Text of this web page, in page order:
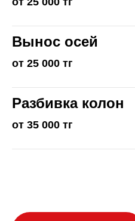
Вынос осей
от 25 000 тг
Разбивка колон
от 35 000 тг